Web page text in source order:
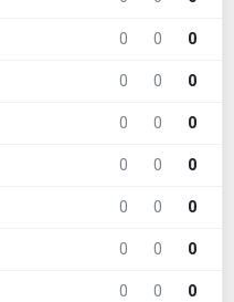
0 0 0
0 0 0
0 0 0
0 0 0
0 0 0
0 0 0
0 0 0